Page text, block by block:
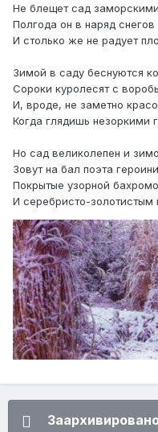
Не блещет сад
Полгода он в наряд снегов
И столько же не радует
Зимой в саду беснуются
Сороки куролесят с
И, вроде, не заметно
Когда глядишь незоркими
Но сад великолепен и
Зовут на бал поэта
Покрытые узорной
И серебристо-золотистым